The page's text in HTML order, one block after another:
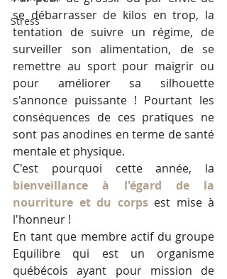
Stress
se débarrasser de kilos en trop, la
tentation de suivre un régime, de
surveiller son alimentation, de se
remettre au sport pour maigrir ou
pour améliorer sa silhouette
s'annonce puissante ! Pourtant les
conséquences de ces pratiques ne
sont pas anodines en terme de santé
mentale et physique.
bienveillance à l'égard de la
nourriture et du corps est mise à
l'honneur !
En tant que membre actif du groupe
Equilibre qui est un organisme
québécois ayant pour mission de